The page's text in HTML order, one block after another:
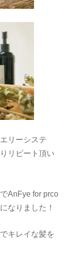
リーシステ
リピート頂い
AnFye for prco
なりました！
キレイな髪を